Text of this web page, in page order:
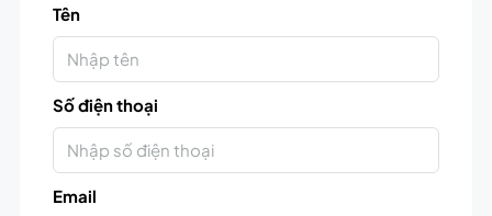
Tên
Số điện thoại
Email